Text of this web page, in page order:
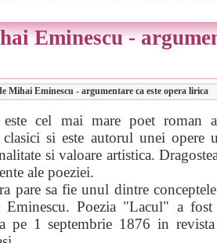
Eminescu -
Mihai Eminescu - argumentare ca este opera lirica
cel mai mare poet roman
si este autorul unei opere
si valoare artistica.
ale poeziei.
pare sa fie unul dintre
Poezia "Lacul" a fost
pe 1 septembrie 1876 in